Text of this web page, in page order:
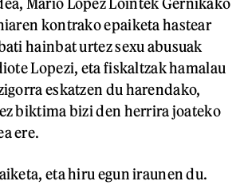
kontrako epaiketa hastear
hainbat urtez sexu abusuak
Lopezi, eta fiskaltzak hamalau
eskatzen du harendako,
biktima bizi den herrira joateko
ere.
eta hiru egun iraunen du.